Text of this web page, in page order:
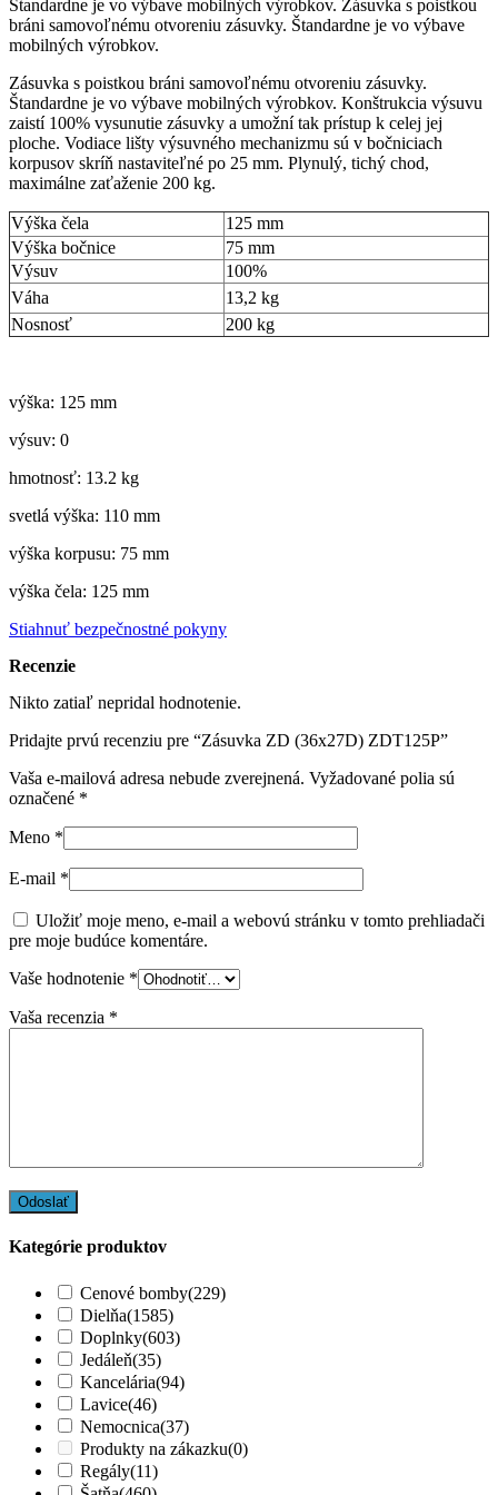
Štandardne je vo výbave mobilných výrobkov. Zásuvka s poistkou
bráni samovoľnému otvoreniu zásuvky. Štandardne je vo výbave
mobilných výrobkov.
Zásuvka s poistkou bráni samovoľnému otvoreniu zásuvky.
Štandardne je vo výbave mobilných výrobkov. Konštrukcia výsuvu
zaistí 100% vysunutie zásuvky a umožní tak prístup k celej jej
ploche. Vodiace lišty výsuvného mechanizmu sú v bočniciach
korpusov skríň nastaviteľné po 25 mm. Plynulý, tichý chod,
maximálne zaťaženie 200 kg.
Výška čela
125 mm
Výška bočnice
75 mm
Výsuv
100%
Váha
13,2 kg
Nosnosť
200 kg
výška: 125 mm
výsuv: 0
hmotnosť: 13.2 kg
svetlá výška: 110 mm
výška korpusu: 75 mm
výška čela: 125 mm
Stiahnuť bezpečnostné pokyny
Recenzie
Nikto zatiaľ nepridal hodnotenie.
Pridajte prvú recenziu pre “Zásuvka ZD (36x27D) ZDT125P”
Vaša e-mailová adresa nebude zverejnená. Vyžadované polia sú
označené *
Meno *
E-mail *
Uložiť moje meno, e-mail a webovú stránku v tomto prehliadači
pre moje budúce komentáre.
Vaše hodnotenie *
Vaša recenzia *
Kategórie produktov
Cenové bomby(229)
Dielňa(1585)
Doplnky(603)
Jedáleň(35)
Kancelária(94)
Lavice(46)
Nemocnica(37)
Produkty na zákazku(0)
Regály(11)